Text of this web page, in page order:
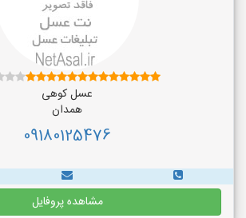
عسل کوهی
همدان
09180125476
مشاهده پروفایل